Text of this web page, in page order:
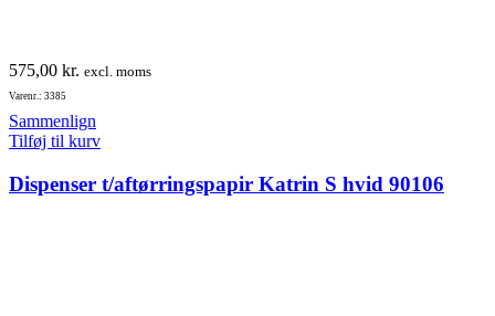
575,00 kr. excl. moms
Varenr.: 3385
Sammenlign
Tilføj til kurv
Dispenser t/aftørringspapir Katrin S hvid 90106